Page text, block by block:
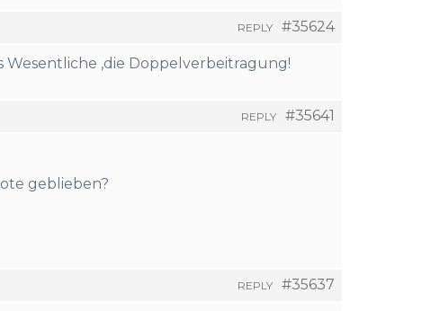
#35624
REPLY
Wesentliche ,die Doppelverbeitragung!
#35641
REPLY
geblieben?
#35637
REPLY